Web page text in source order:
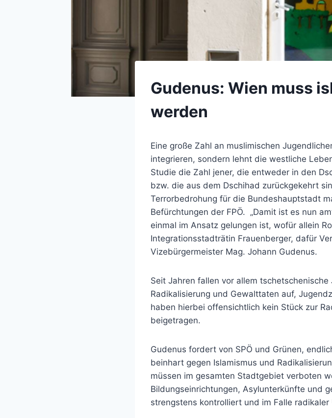
Gudenus: Wien muss
werden
Eine große Zahl an muslimischen
integrieren, sondern lehnt die westliche
Studie die Zahl jener, die entweder in den
bzw. die aus dem Dschihad zurückgekehrt
Terrorbedrohung für die Bundeshauptstadt
Befürchtungen der FPÖ. „Damit ist es nun
einmal im Ansatz gelungen ist, wofür allein
Integrationsstadträtin Frauenberger, dafür
Vizebürgermeister Mag. Johann Gudenus.
Seit Jahren fallen vor allem
Radikalisierung und Gewalttaten auf,
haben hierbei offensichtlich kein Stück zur
beigetragen.
Gudenus fordert von SPÖ und Grünen,
beinhart gegen Islamismus und
müssen im gesamten Stadtgebiet verboten
Bildungseinrichtungen, Asylunterkünfte und
strengstens kontrolliert und im Falle